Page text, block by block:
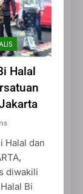
Halal
Halal dan
diwakili
Bi